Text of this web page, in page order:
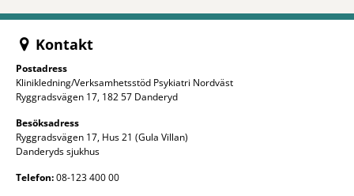
Kontakt
Postadress
Klinikledning/Verksamhetsstöd Psykiatri Nordväst
Ryggradsvägen 17, 182 57 Danderyd
Besöksadress
Ryggradsvägen 17, Hus 21 (Gula Villan)
Danderyds sjukhus
Telefon:08-123 400 00